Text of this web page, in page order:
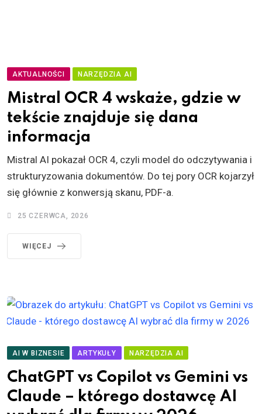
AKTUALNOŚCI NARZĘDZIA AI
Mistral OCR 4 wskaże, gdzie w
tekście znajduje się dana
informacja
Mistral AI pokazał OCR 4, czyli model do odczytywania i
strukturyzowania dokumentów. Do tej pory OCR kojarzył
się głównie z konwersją skanu, PDF-a.
25 CZERWCA, 2026
WIĘCEJ
AI W BIZNESIE ARTYKUŁY NARZĘDZIA AI
ChatGPT vs Copilot vs Gemini vs
Claude – którego dostawcę AI